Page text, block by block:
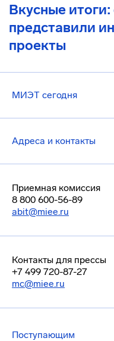
Вкусные итоги:
представили
проекты
МИЭТ сегодня
Адреса и контакты
Приемная комиссия
8 800 600-56-89
abit@miee.ru
Контакты для прессы
+7 499 720-87-27
mc@miee.ru
Поступающим